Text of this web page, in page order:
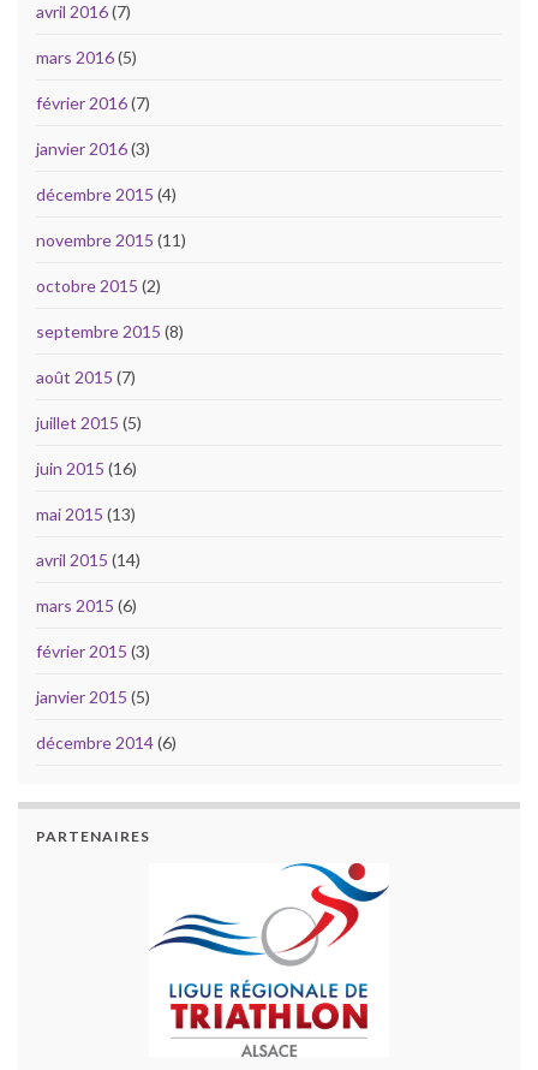
avril 2016(7)
mars 2016(5)
février 2016(7)
janvier 2016(3)
décembre 2015 (4)
novembre 2015 (11)
octobre 2015 (2)
septembre 2015 (8)
août 2015 (7)
juillet 2015 (5)
juin 2015 (16)
mai 2015 (13)
avril 2015 (14)
mars 2015 (6)
février 2015 (3)
janvier 2015 (5)
décembre 2014(6)
PARTENAIRES